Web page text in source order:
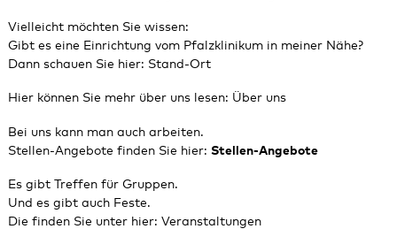
Vielleicht möchten Sie wissen:
Gibt es eine Einrichtung vom Pfalzklinikum in meiner Nähe?
Dann schauen Sie hier: Stand-Ort
Hier können Sie mehr über uns lesen: Über uns
Bei uns kann man auch arbeiten.
Stellen-Angebote finden Sie hier: Stellen-Angebote
Es gibt Treffen für Gruppen.
Und es gibt auch Feste.
Die finden Sie unter hier: Veranstaltungen